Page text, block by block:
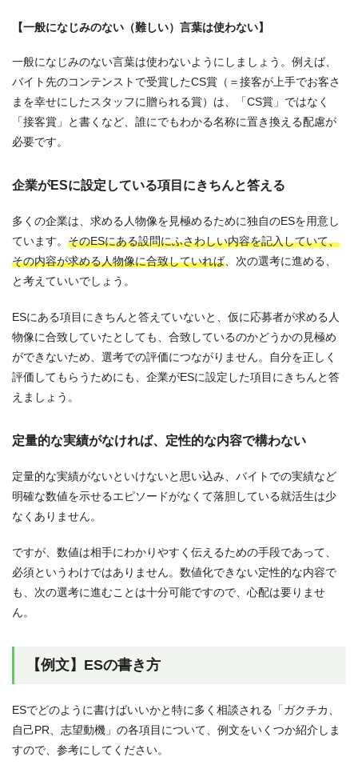
【一般になじみのない（難しい）言葉は使わない】
一般になじみのない言葉は使わないようにしましょう。例えば、
バイト先のコンテンストで受賞したCS賞（＝接客が上手でお客さ
まを幸せにしたスタッフに贈られる賞）は、「CS賞」ではなく
「接客賞」と書くなど、誰にでもわかる名称に置き換える配慮が
必要です。
企業がESに設定している項目にきちんと答える
多くの企業は、求める人物像を見極めるために独自のESを用意し
ています。 そのESにある設問にふさわしい内容を記入していて、
その内容が求める人物像に合致していれば 、次の選考に進める、
と考えていいでしょう。
ESにある項目にきちんと答えていないと、仮に応募者が求める人
物像に合致していたとしても、合致しているのかどうかの見極め
ができないため、選考での評価につながりません。自分を正しく
評価してもらうためにも、企業がESに設定した項目にきちんと答
えましょう。
定量的な実績がなければ、定性的な内容で構わない
定量的な実績がないといけないと思い込み、バイトでの実績など
明確な数値を示せるエピソードがなくて落胆している就活生は少
なくありません。
ですが、数値は相手にわかりやすく伝えるための手段であって、
必須というわけではありません。数値化できない定性的な内容で
も、次の選考に進むことは十分可能ですので、心配は要りませ
ん。
【例文】ESの書き方
ESでどのように書けばいいかと特に多く相談される「ガクチカ、
自己PR、志望動機」の各項目について、例文をいくつか紹介しま
すので、参考にしてください。